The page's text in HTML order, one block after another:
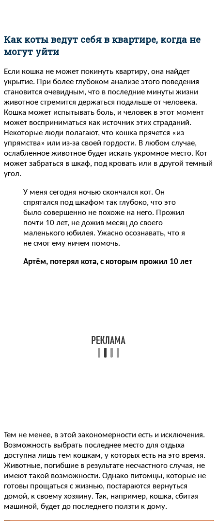
Как коты ведут себя в квартире, когда не
могут уйти
Если кошка не может покинуть квартиру, она найдет
укрытие. При более глубоком анализе этого поведения
становится очевидным, что в последние минуты жизни
животное стремится держаться подальше от человека.
Кошка может испытывать боль, и человек в этот момент
может восприниматься как источник этих страданий.
Некоторые люди полагают, что кошка прячется «из
упрямства» или из-за своей гордости. В любом случае,
ослабленное животное будет искать укромное место. Кот
может забраться в шкаф, под кровать или в другой темный
угол.
У меня сегодня ночью скончался кот. Он
спрятался под шкафом так глубоко, что это
было совершенно не похоже на него. Прожил
почти 10 лет, не дожив месяц до своего
маленького юбилея. Ужасно осознавать, что я
не смог ему ничем помочь.
Артём, потерял кота, с которым прожил 10 лет
Тем не менее, в этой закономерности есть и исключения.
Возможность выбрать последнее место для отдыха
доступна лишь тем кошкам, у которых есть на это время.
Животные, погибшие в результате несчастного случая, не
имеют такой возможности. Однако питомцы, которые не
готовы прощаться с жизнью, постараются вернуться
домой, к своему хозяину. Так, например, кошка, сбитая
машиной, будет до последнего ползти к дому.